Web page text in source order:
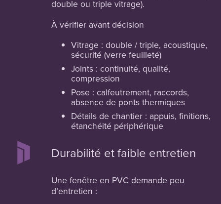
double ou triple vitrage).
À vérifier avant décision
Vitrage : double / triple, acoustique,
sécurité (verre feuilleté)
Joints : continuité, qualité,
compression
Pose : calfeutrement, raccords,
absence de ponts thermiques
Détails de chantier : appuis, finitions,
étanchéité périphérique
Durabilité et faible entretien
Une fenêtre en PVC demande peu
d’entretien :